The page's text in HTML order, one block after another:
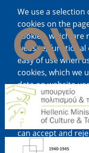
We use a
cookies on the
cookies, which
website;
easy of use when
cookies, which we
data on website
cookies, which are
content and
ALL", you consent
can accept and
revoke your
Image
Image
Image